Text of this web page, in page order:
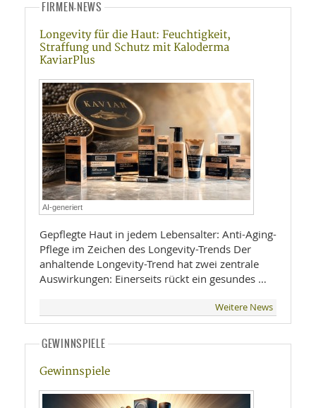
FIRMEN-NEWS
Longevity für die Haut: Feuchtigkeit,
Straffung und Schutz mit Kaloderma
KaviarPlus
AI-generiert
Gepflegte Haut in jedem Lebensalter: Anti-Aging-
Pflege im Zeichen des Longevity-Trends Der
anhaltende Longevity-Trend hat zwei zentrale
Auswirkungen: Einerseits rückt ein gesundes …
Weitere News
GEWINNSPIELE
Gewinnspiele